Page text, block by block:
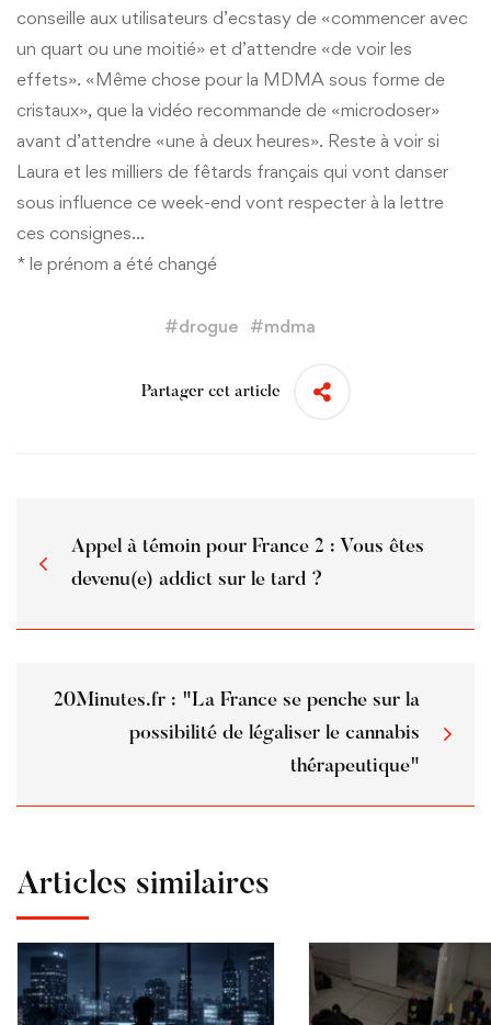
conseille aux utilisateurs d’ecstasy de «commencer avec
un quart ou une moitié» et d’attendre «de voir les
effets». «Même chose pour la MDMA sous forme de
cristaux», que la vidéo recommande de «microdoser»
avant d’attendre «une à deux heures». Reste à voir si
Laura et les milliers de fêtards français qui vont danser
sous influence ce week-end vont respecter à la lettre
ces consignes…
* le prénom a été changé
#drogue #mdma
Partager cet article
Appel à témoin pour France 2 : Vous êtes
devenu(e) addict sur le tard ?
20Minutes.fr : "La France se penche sur la
possibilité de légaliser le cannabis
thérapeutique"
Articles similaires